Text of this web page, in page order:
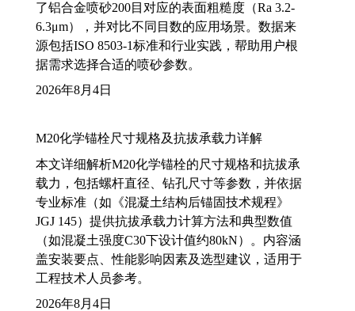
了铝合金喷砂200目对应的表面粗糙度（Ra 3.2-
6.3μm），并对比不同目数的应用场景。数据来
源包括ISO 8503-1标准和行业实践，帮助用户根
据需求选择合适的喷砂参数。
2026年8月4日
M20化学锚栓尺寸规格及抗拔承载力详解
本文详细解析M20化学锚栓的尺寸规格和抗拔承
载力，包括螺杆直径、钻孔尺寸等参数，并依据
专业标准（如《混凝土结构后锚固技术规程》
JGJ 145）提供抗拔承载力计算方法和典型数值
（如混凝土强度C30下设计值约80kN）。内容涵
盖安装要点、性能影响因素及选型建议，适用于
工程技术人员参考。
2026年8月4日